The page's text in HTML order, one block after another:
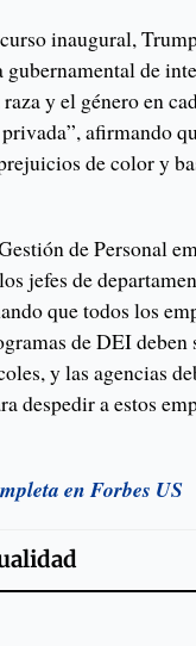
inaugural,
de
y el género en
afirmando
de color y
de Personal
jefes de
que todos los
de DEI deben
y las agencias
despedir a estos
en Forbes US